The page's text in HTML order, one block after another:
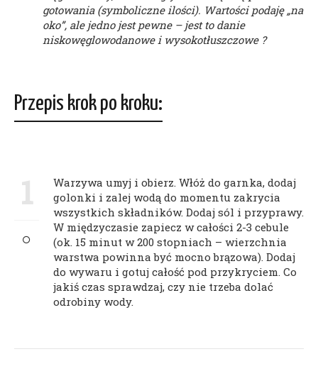
gotowania (symboliczne ilości). Wartości podaję „na
oko”, ale jedno jest pewne – jest to danie
niskowęglowodanowe i wysokotłuszczowe ?
Przepis krok po kroku:
1
Warzywa umyj i obierz. Włóż do garnka, dodaj
golonki i zalej wodą do momentu zakrycia
wszystkich składników. Dodaj sól i przyprawy.
W międzyczasie zapiecz w całości 2-3 cebule
(ok. 15 minut w 200 stopniach – wierzchnia
warstwa powinna być mocno brązowa). Dodaj
do wywaru i gotuj całość pod przykryciem. Co
jakiś czas sprawdzaj, czy nie trzeba dolać
odrobiny wody.